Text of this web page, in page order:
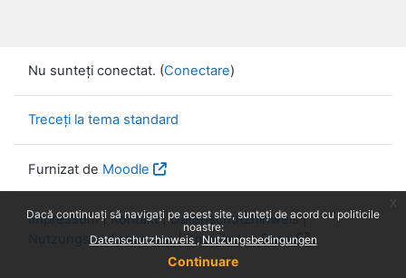
Dacă continuați să navigați pe acest site, sunteți de acord cu politicile
noastre:
Datenschutzhinweis
Nutzungsbedingungen
Continuare
Nu sunteți conectat. (Conectare)
Treceți la tema standard
Furnizat de Moodle
Impressum|Kontakt|Datenschutzhinweis|
Nutzungsbedingungen|Knowledge Base